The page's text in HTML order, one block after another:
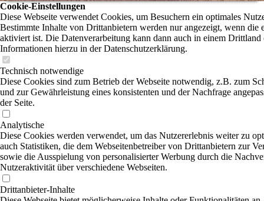
Cookie-Einstellungen
Diese Webseite verwendet Cookies, um Besuchern ein optimales
Bestimmte Inhalte von Drittanbietern werden nur angezeigt, wenn die
aktiviert ist. Die Datenverarbeitung kann dann auch in einem Drittland
Informationen hierzu in der Datenschutzerklärung.
Technisch notwendige
Diese Cookies sind zum Betrieb der Webseite notwendig, z.B. zum
und zur Gewährleistung eines konsistenten und der Nachfrage
der Seite.
Analytische
Diese Cookies werden verwendet, um das Nutzererlebnis weiter zu
auch Statistiken, die dem Webseitenbetreiber von Drittanbietern zur
sowie die Ausspielung von personalisierter Werbung durch die
Nutzeraktivität über verschiedene Webseiten.
Drittanbieter-Inhalte